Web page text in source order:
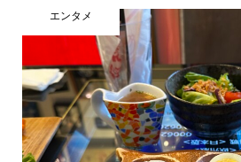
エンタメ